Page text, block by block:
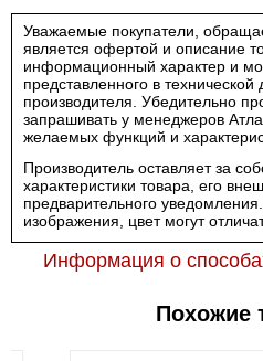
Уважаемые покупатели,
является офертой и описание
информационный характер и
представленного в технической
производителя. Убедительно
запрашивать у менеджеров
желаемых функций и
Производитель оставляет за
характеристики товара, его
предварительного
изображения, цвет могут
Информация о
Похожие